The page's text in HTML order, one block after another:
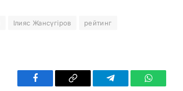
Ілияс Жансүгіров
рейтинг
Facebook Copy
Telegram WhatsApp